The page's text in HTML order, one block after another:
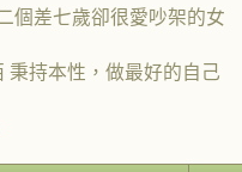
個差七歲卻很愛吵架的女
秉持本性，做最好的自己